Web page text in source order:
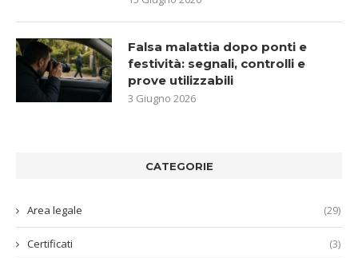
Falsa malattia dopo ponti e
festività: segnali, controlli e
prove utilizzabili
3 Giugno 2026
CATEGORIE
Area legale (29)
Certificati (3)